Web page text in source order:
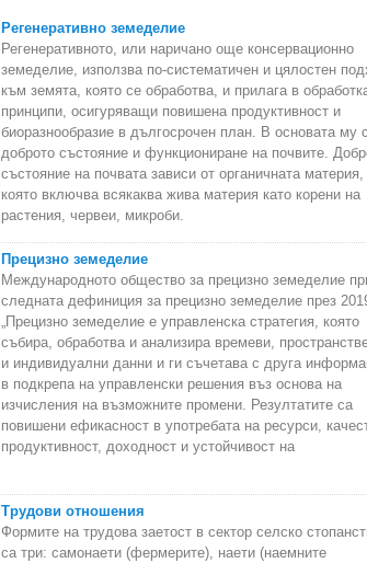
Регенеративно земеделие
Регенеративното, или наричано още консервационно
земеделие, използва по-систематичен и цялостен
към земята, която се обработва, и прилага в
принципи, осигуряващи повишена продуктивност и
биоразнообразие в дългосрочен план. В основата му
доброто състояние и функциониране на почвите.
състояние на почвата зависи от органичната материя,
която включва всякаква жива материя като корени на
растения, червеи, микроби.
Прецизно земеделие
Международното общество за прецизно земеделие
следната дефиниция за прецизно земеделие през
„Прецизно земеделие е управленска стратегия, която
събира, обработва и анализира времеви,
и индивидуални данни и ги съчетава с друга
в подкрепа на управленски решения въз основа на
изчисления на възможните промени. Резултатите са
повишени ефикасност в употребата на ресурси,
продуктивност, доходност и устойчивост на
Трудови отношения
Формите на трудова заетост в сектор селско
са три: самонаети (фермерите), наети (наемните